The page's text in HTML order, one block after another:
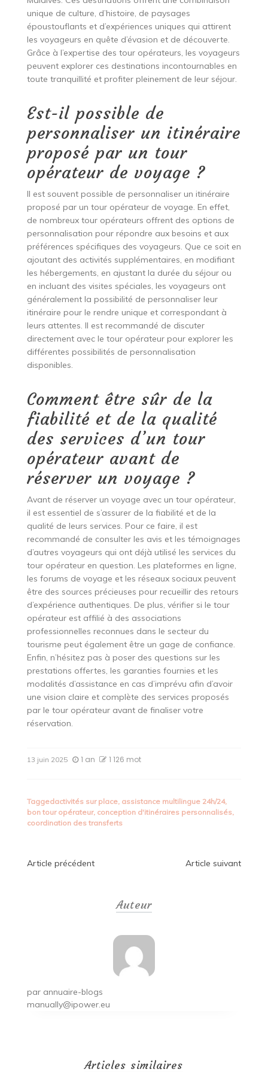
unique de culture, d’histoire, de paysages
époustouflants et d’expériences uniques qui attirent
les voyageurs en quête d’évasion et de découverte.
Grâce à l’expertise des tour opérateurs, les voyageurs
peuvent explorer ces destinations incontournables en
toute tranquillité et profiter pleinement de leur séjour.
Est-il possible de
personnaliser un itinéraire
proposé par un tour
opérateur de voyage ?
Il est souvent possible de personnaliser un itinéraire
proposé par un tour opérateur de voyage. En effet,
de nombreux tour opérateurs offrent des options de
personnalisation pour répondre aux besoins et aux
préférences spécifiques des voyageurs. Que ce soit en
ajoutant des activités supplémentaires, en modifiant
les hébergements, en ajustant la durée du séjour ou
en incluant des visites spéciales, les voyageurs ont
généralement la possibilité de personnaliser leur
itinéraire pour le rendre unique et correspondant à
leurs attentes. Il est recommandé de discuter
directement avec le tour opérateur pour explorer les
différentes possibilités de personnalisation
disponibles.
Comment être sûr de la
fiabilité et de la qualité
des services d’un tour
opérateur avant de
réserver un voyage ?
Avant de réserver un voyage avec un tour opérateur,
il est essentiel de s’assurer de la fiabilité et de la
qualité de leurs services. Pour ce faire, il est
recommandé de consulter les avis et les témoignages
d’autres voyageurs qui ont déjà utilisé les services du
tour opérateur en question. Les plateformes en ligne,
les forums de voyage et les réseaux sociaux peuvent
être des sources précieuses pour recueillir des retours
d’expérience authentiques. De plus, vérifier si le tour
opérateur est affilié à des associations
professionnelles reconnues dans le secteur du
tourisme peut également être un gage de confiance.
Enfin, n’hésitez pas à poser des questions sur les
prestations offertes, les garanties fournies et les
modalités d’assistance en cas d’imprévu afin d’avoir
une vision claire et complète des services proposés
par le tour opérateur avant de finaliser votre
réservation.
13 juin 2025 1 an 1 126 mot
Taggedactivités sur place, assistance multilingue 24h/24,
bon tour opérateur, conception d'itinéraires personnalisés,
coordination des transferts
Navigation
Article précédent Article suivant
Auteur
par annuaire-blogs
manually@ipower.eu
Articles similaires